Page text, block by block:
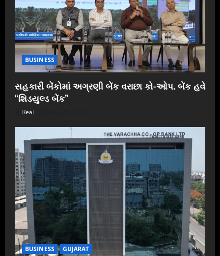
BUSINESS
સહકારી બેંકોમાં અગ્રણી બેંક વરાછા કો-ઓપ. બેંક હવે
“શિડયુલ્ડ બેંક”
Real
BUSINESS GUJARAT